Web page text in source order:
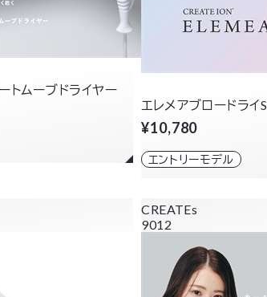
トムーブドライヤー
エレメアブロードライS
¥10,780
エントリーモデル
CREATEs
9012